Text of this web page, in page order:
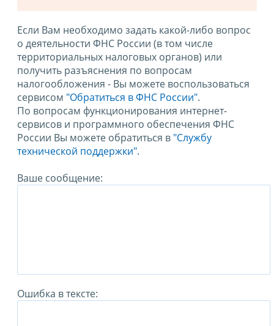
Если Вам необходимо задать какой-либо вопрос
о деятельности ФНС России (в том числе
территориальных налоговых органов) или
получить разъяснения по вопросам
налогообложения - Вы можете воспользоваться
сервисом "Обратиться в ФНС России".
По вопросам функционирования интернет-
сервисов и программного обеспечения ФНС
России Вы можете обратиться в "Службу
технической поддержки".
Ваше сообщение:
Ошибка в тексте: